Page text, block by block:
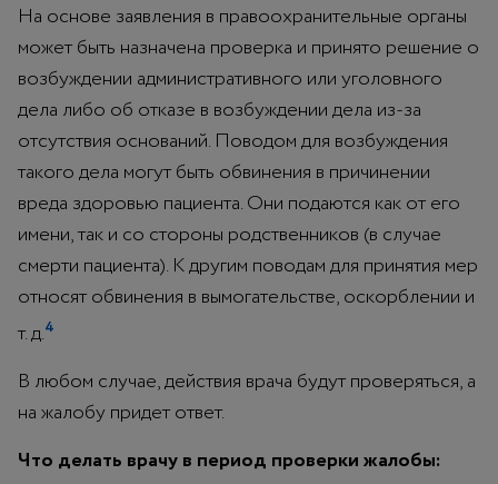
На основе заявления в правоохранительные органы
может быть назначена проверка и принято решение о
возбуждении административного или уголовного
дела либо об отказе в возбуждении дела из-за
отсутствия оснований. Поводом для возбуждения
такого дела могут быть обвинения в причинении
вреда здоровью пациента. Они подаются как от его
имени, так и со стороны родственников (в случае
смерти пациента). К другим поводам для принятия мер
относят обвинения в вымогательстве, оскорблении и
т. д.4
В любом случае, действия врача будут проверяться, а
на жалобу придет ответ.
Что делать врачу в период проверки жалобы: